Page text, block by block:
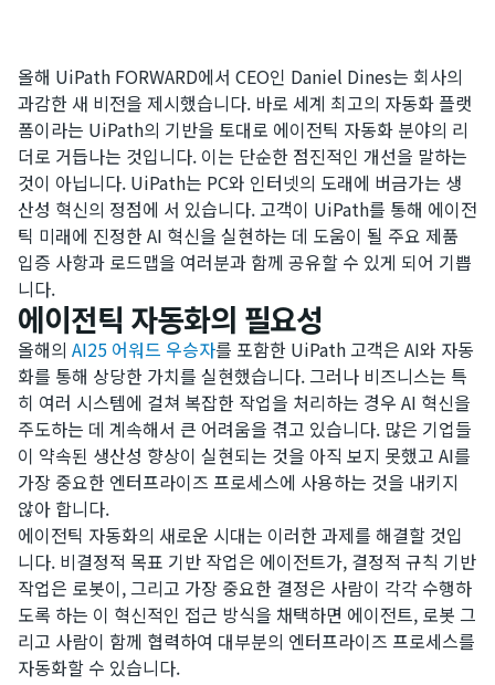
올해 UiPath FORWARD에서 CEO인 Daniel Dines는 회사의
과감한 새 비전을 제시했습니다. 바로 세계 최고의 자동화 플랫
폼이라는 UiPath의 기반을 토대로 에이전틱 자동화 분야의 리
더로 거듭나는 것입니다. 이는 단순한 점진적인 개선을 말하는
것이 아닙니다. UiPath는 PC와 인터넷의 도래에 버금가는 생
산성 혁신의 정점에 서 있습니다. 고객이 UiPath를 통해 에이전
틱 미래에 진정한 AI 혁신을 실현하는 데 도움이 될 주요 제품
입증 사항과 로드맵을 여러분과 함께 공유할 수 있게 되어 기쁩
니다.
에이전틱 자동화의 필요성
올해의 AI25 어워드 우승자를 포함한 UiPath 고객은 AI와 자동
화를 통해 상당한 가치를 실현했습니다. 그러나 비즈니스는 특
히 여러 시스템에 걸쳐 복잡한 작업을 처리하는 경우 AI 혁신을
주도하는 데 계속해서 큰 어려움을 겪고 있습니다. 많은 기업들
이 약속된 생산성 향상이 실현되는 것을 아직 보지 못했고 AI를
가장 중요한 엔터프라이즈 프로세스에 사용하는 것을 내키지
않아 합니다.
에이전틱 자동화의 새로운 시대는 이러한 과제를 해결할 것입
니다. 비결정적 목표 기반 작업은 에이전트가, 결정적 규칙 기반
작업은 로봇이, 그리고 가장 중요한 결정은 사람이 각각 수행하
도록 하는 이 혁신적인 접근 방식을 채택하면 에이전트, 로봇 그
리고 사람이 함께 협력하여 대부분의 엔터프라이즈 프로세스를
자동화할 수 있습니다.